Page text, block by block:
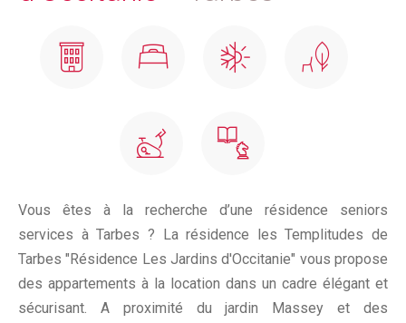
Vous êtes à la recherche d’une résidence seniors
services à Tarbes ? La résidence les Templitudes de
Tarbes "Résidence Les Jardins d'Occitanie" vous propose
des appartements à la location dans un cadre élégant et
sécurisant. A proximité du jardin Massey et des